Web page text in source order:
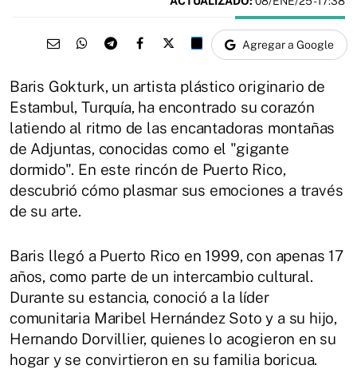
Agregar a Google
Baris Gokturk, un artista plástico originario de
Estambul, Turquía, ha encontrado su corazón
latiendo al ritmo de las encantadoras montañas
de Adjuntas, conocidas como el "gigante
dormido". En este rincón de Puerto Rico,
descubrió cómo plasmar sus emociones a través
de su arte.
Baris llegó a Puerto Rico en 1999, con apenas 17
años, como parte de un intercambio cultural.
Durante su estancia, conoció a la líder
comunitaria Maribel Hernández Soto y a su hijo,
Hernando Dorvillier, quienes lo acogieron en su
hogar y se convirtieron en su familia boricua.